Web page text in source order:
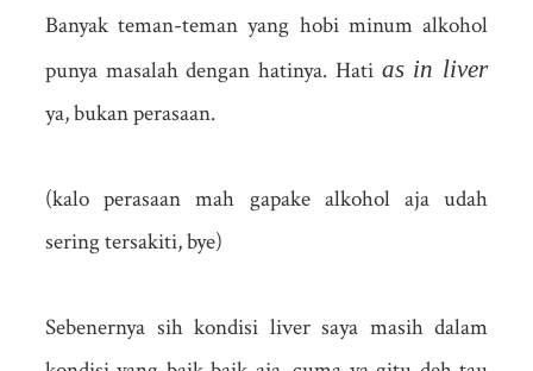
Banyak teman-teman yang hobi minum alkohol
punya masalah dengan hatinya. Hati as in liver
ya, bukan perasaan.
(kalo perasaan mah gapake alkohol aja udah
sering tersakiti, bye)
Sebenernya sih kondisi liver saya masih dalam